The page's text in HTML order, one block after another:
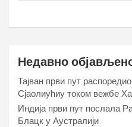
Недавно
Тајван први пут
Сјаолиућиу током вежбе
Индија први пут послала
Блацк у Аустралији